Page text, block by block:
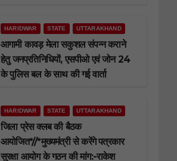
HARIDWAR STATE UTTARAKHAND
आगामी कावड़ मेला सकुशल संपन्न कराने
हेतु जनप्रतिनिधियों, एसपीओ एवं जोन 24
के पुलिस बल के साथ की गई वार्ता
HARIDWAR STATE UTTARAKHAND
जिला प्रेस क्लब की बैठक
आयोजित*//*मुख्यमंत्री से करेंगे पत्रकार
सुरक्षा आयोग के गठन की मांग:-राकेश